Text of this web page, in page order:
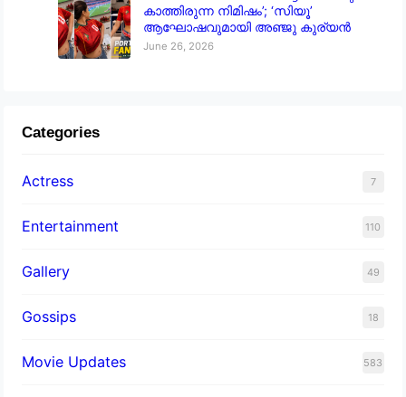
കാത്തിരുന്ന നിമിഷം’; ‘സിയൂ’
ആഘോഷവുമായി അഞ്ജു കുര്യൻ
June 26, 2026
Categories
Actress 7
Entertainment 110
Gallery 49
Gossips 18
Movie Updates 583